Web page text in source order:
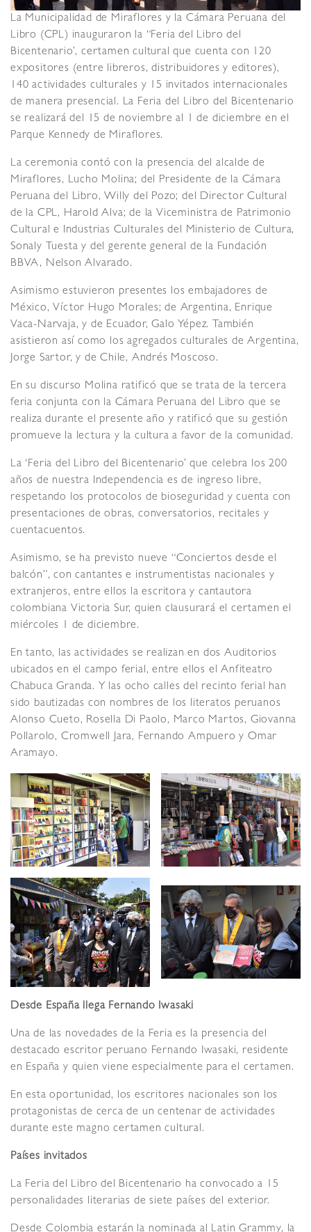
La Municipalidad de Miraflores y la Cámara Peruana del
Libro (CPL) inauguraron la “Feria del Libro del
Bicentenario’, certamen cultural que cuenta con 120
expositores (entre libreros, distribuidores y editores),
140 actividades culturales y 15 invitados internacionales
de manera presencial. La Feria del Libro del Bicentenario
se realizará del 15 de noviembre al 1 de diciembre en el
Parque Kennedy de Miraflores.
La ceremonia contó con la presencia del alcalde de
Miraflores, Lucho Molina; del Presidente de la Cámara
Peruana del Libro, Willy del Pozo; del Director Cultural
de la CPL, Harold Alva; de la Viceministra de Patrimonio
Cultural e Industrias Culturales del Ministerio de Cultura,
Sonaly Tuesta y del gerente general de la Fundación
BBVA, Nelson Alvarado.
Asimismo estuvieron presentes los embajadores de
México, Víctor Hugo Morales; de Argentina, Enrique
Vaca-Narvaja, y de Ecuador, Galo Yépez. También
asistieron así como los agregados culturales de Argentina,
Jorge Sartor, y de Chile, Andrés Moscoso.
En su discurso Molina ratificó que se trata de la tercera
feria conjunta con la Cámara Peruana del Libro que se
realiza durante el presente año y ratificó que su gestión
promueve la lectura y la cultura a favor de la comunidad.
La ‘Feria del Libro del Bicentenario’ que celebra los 200
años de nuestra Independencia es de ingreso libre,
respetando los protocolos de bioseguridad y cuenta con
presentaciones de obras, conversatorios, recitales y
cuentacuentos.
Asimismo, se ha previsto nueve “Conciertos desde el
balcón”, con cantantes e instrumentistas nacionales y
extranjeros, entre ellos la escritora y cantautora
colombiana Victoria Sur, quien clausurará el certamen el
miércoles 1 de diciembre.
En tanto, las actividades se realizan en dos Auditorios
ubicados en el campo ferial, entre ellos el Anfiteatro
Chabuca Granda. Y las ocho calles del recinto ferial han
sido bautizadas con nombres de los literatos peruanos
Alonso Cueto, Rosella Di Paolo, Marco Martos, Giovanna
Pollarolo, Cromwell Jara, Fernando Ampuero y Omar
Aramayo.
Desde España llega Fernando Iwasaki
Una de las novedades de la Feria es la presencia del
destacado escritor peruano Fernando Iwasaki, residente
en España y quien viene especialmente para el certamen.
En esta oportunidad, los escritores nacionales son los
protagonistas de cerca de un centenar de actividades
durante este magno certamen cultural.
Países invitados
La Feria del Libro del Bicentenario ha convocado a 15
personalidades literarias de siete países del exterior.
Desde Colombia estarán la nominada al Latin Grammy, la